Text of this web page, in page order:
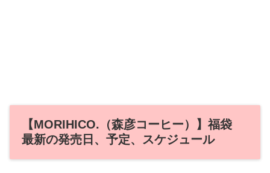
【MORIHICO.（森彦コーヒー）】福袋
最新の発売日、予定、スケジュール